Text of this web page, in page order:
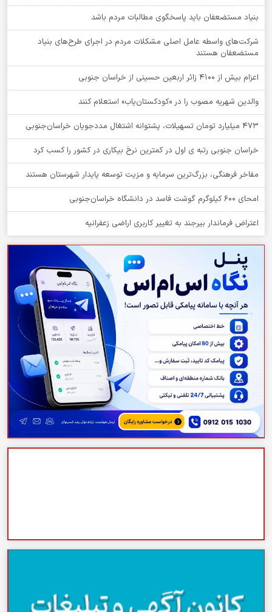
بنیاد مستضعفان باید پاسخگوی مطالبات مردم باشد
شرکت‌های واسطه عامل اصلی مشکلات مردم در اجرای طرح‌های بنیاد
مستضعفان هستند
اعزام بیش از 4100 زائر اربعین حسینی از خراسان جنوبی
والدین شهریه مصوب را در «کودکستان‌یاب» استعلام کنند
۴۷۳ میلیارد تومان تسهیلات، پشتوانه اشتغال مددجویان خراسان‌جنوبی
خراسان جنوبی رتبه ی اول در کمترین نرخ بیکاری در کشور را کسب کرد
مفاخر فرهنگی، بزرگ‌ترین سرمایه و مزیت توسعه پایدار شهرستان هستند
امحای ۶۰۰ کیلوگرم گوشت فاسد در دانشگاه خراسان‌جنوبی
اعتراض فرماندار بیرجند به تغییر کاربری اراضی زعفرانیه